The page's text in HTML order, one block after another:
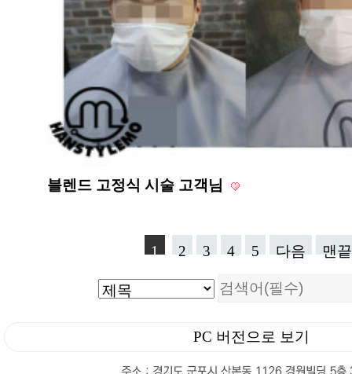
블렌드 고정식 시술 고객님
1 2 3 4 5 다음 맨끝
PC 버전으로 보기